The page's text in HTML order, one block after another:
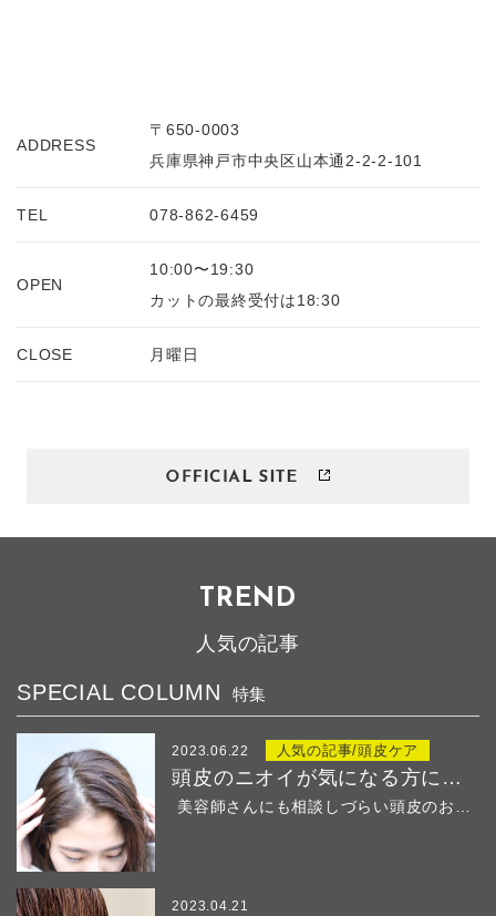
ADDRESS
〒650-0003
兵庫県神戸市中央区山本通2-2-2-101
TEL 078-862-6459
OPEN
10:00〜19:30
カットの最終受付は18:30
CLOSE 月曜日
TREND
人気の記事
SPECIAL COLUMN 特集
2023.06.22 人気の記事/頭皮ケア
頭皮のニオイが気になる方におすすめ！
2023.04.21